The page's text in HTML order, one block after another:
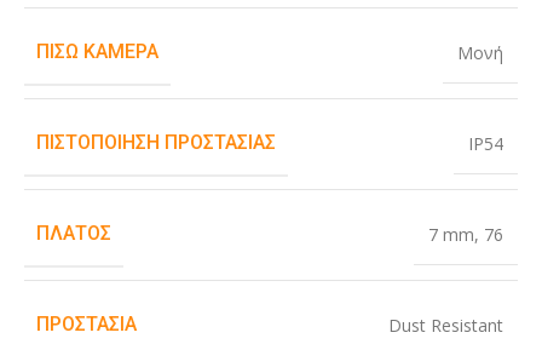
ΠΊΣΩ ΚΆΜΕΡΑ Μονή
ΠΙΣΤΟΠΟΊΗΣΗ ΠΡΟΣΤΑΣΊΑΣ IP54
ΠΛΆΤΟΣ 7 mm, 76
ΠΡΟΣΤΑΣΊΑ Dust Resistant